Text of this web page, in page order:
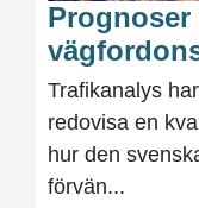
Prognoser
Trafikanalys
redovisa en
hur den
förvän...